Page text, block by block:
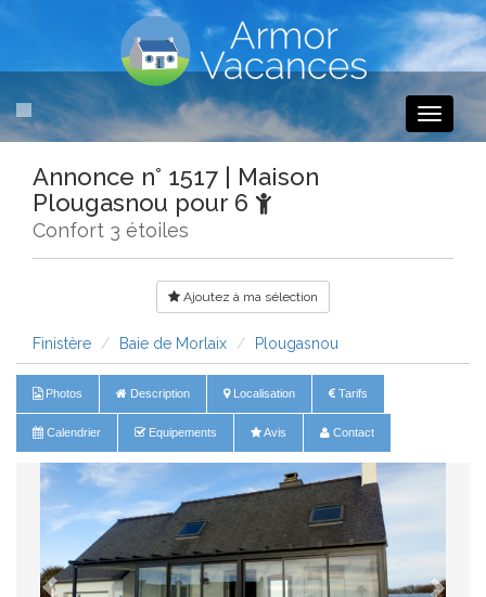
Toggle
Annonce n° 1517 | Maison
Plougasnou pour 6
Confort 3 étoiles
Ajoutez à ma sélection
Finistère Baie de Morlaix Plougasnou
Photos Description Localisation Tarifs
Calendrier Equipements Avis Contact